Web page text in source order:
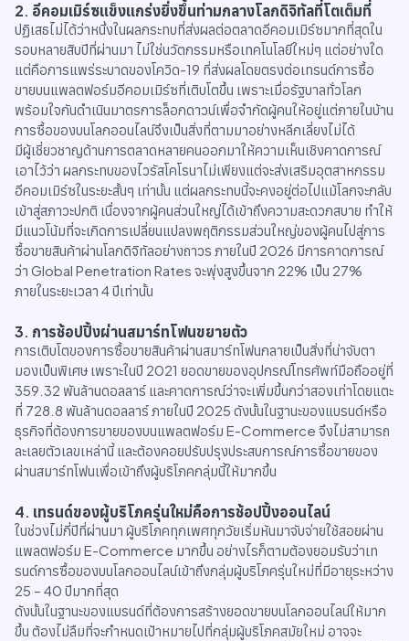
2. อีคอมเมิร์ซแข็งแกร่งยิ่งขึ้นท่ามกลางโลกดิจิทัลที่โตเต็มที่
ปฏิเสธไม่ได้ว่าหนึ่งในผลกระทบที่ส่งผลต่อตลาดอีคอมเมิร์ซมากที่สุดใน
รอบหลายสิบปีที่ผ่านมา ไม่ใช่นวัตกรรมหรือเทคโนโลยีใหม่ๆ แต่อย่างใด
แต่คือการแพร่ระบาดของโควิด-19 ที่ส่งผลโดยตรงต่อเทรนด์การซื้อ
ขายบนแพลตฟอร์มอีคอมเมิร์ซที่เติบโตขึ้น เพราะเมื่อรัฐบาลทั่วโลก
พร้อมใจกันดำเนินมาตรการล็อกดาวน์เพื่อจำกัดผู้คนให้อยู่แต่ภายในบ้าน
การซื้อของบนโลกออนไลน์จึงเป็นสิ่งที่ตามมาอย่างหลีกเลี่ยงไม่ได้
มีผู้เชี่ยวชาญด้านการตลาดหลายคนออกมาให้ความเห็นเชิงคาดการณ์
เอาไว้ว่า ผลกระทบของไวรัสโคโรนาไม่เพียงแต่จะส่งเสริมอุตสาหกรรม
อีคอมเมิร์ซในระยะสั้นๆ เท่านั้น แต่ผลกระทบนี้จะคงอยู่ต่อไปแม้โลกจะกลับ
เข้าสู่สภาวะปกติ เนื่องจากผู้คนส่วนใหญ่ได้เข้าถึงความสะดวกสบาย ทำให้
มีแนวโน้มที่จะเกิดการเปลี่ยนแปลงพฤติกรรมส่วนใหญ่ของผู้คนไปสู่การ
ซื้อขายสินค้าผ่านโลกดิจิทัลอย่างถาวร ภายในปี 2026 มีการคาดการณ์
ว่า Global Penetration Rates จะพุ่งสูงขึ้นจาก 22% เป็น 27%
ภายในระยะเวลา 4 ปีเท่านั้น
3. การช้อปปิ้งผ่านสมาร์ทโฟนขยายตัว
การเติบโตของการซื้อขายสินค้าผ่านสมาร์ทโฟนกลายเป็นสิ่งที่น่าจับตา
มองเป็นพิเศษ เพราะในปี 2021 ยอดขายของอุปกรณ์โทรศัพท์มือถืออยู่ที่
359.32 พันล้านดอลลาร์ และคาดการณ์ว่าจะเพิ่มขึ้นกว่าสองเท่าโดยแตะ
ที่ 728.8 พันล้านดอลลาร์ ภายในปี 2025 ดังนั้นในฐานะของแบรนด์หรือ
ธุรกิจที่ต้องการขายของบนแพลตฟอร์ม E-Commerce จึงไม่สามารถ
ละเลยตัวเลขเหล่านี้ และต้องคอยปรับปรุงประสบการณ์การซื้อขายของ
ผ่านสมาร์ทโฟนเพื่อเข้าถึงผู้บริโภคกลุ่มนี้ให้มากขึ้น
4. เทรนด์ของผู้บริโภครุ่นใหม่คือการช้อปปิ้งออนไลน์
ในช่วงไม่กี่ปีที่ผ่านมา ผู้บริโภคทุกเพศทุกวัยเริ่มหันมาจับจ่ายใช้สอยผ่าน
แพลตฟอร์ม E-Commerce มากขึ้น อย่างไรก็ตามต้องยอมรับว่าเท
รนด์การซื้อของบนโลกออนไลน์เข้าถึงกลุ่มผู้บริโภครุ่นใหม่ที่มีอายุระหว่าง
25 – 40 ปีมากที่สุด
ดังนั้นในฐานะของแบรนด์ที่ต้องการสร้างยอดขายบนโลกออนไลน์ให้มาก
ขึ้น ต้องไม่ลืมที่จะกำหนดเป้าหมายไปที่กลุ่มผู้บริโภคสมัยใหม่ อาจจะ